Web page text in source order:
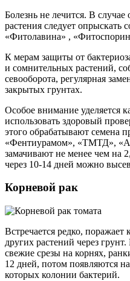
Болезнь не лечится. В
растения следует опрыскать
«Фитолавина» ,
К мерам защиты от
и сомнительных растений,
севооборота, регулярная
закрытых грунтах.
Особое внимание уделяется
использовать здоровый
этого обрабатывают семена
«Фентиурамом», «ТМТД»,
замачивают не менее чем на
через 10-14 дней можно
Корневой рак
Встречается редко, поражает
других растений через
свежие срезы на корнях,
12 дней, потом появляются
которых колонии бактерий.